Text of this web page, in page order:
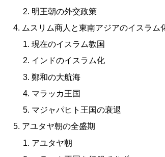
明王朝の外交政策
ムスリム商人と東南アジアのイスラム
現在のイスラム教国
インドのイスラム化
鄭和の大航海
マラッカ王国
マジャパヒト王国の衰退
アユタヤ朝の全盛期
アユタヤ朝